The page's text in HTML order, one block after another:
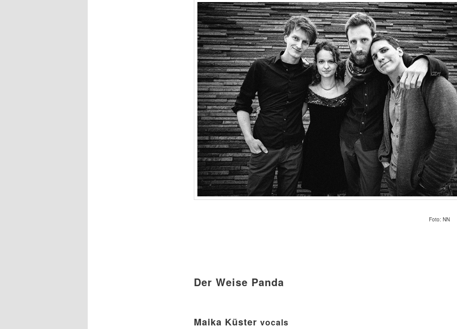
Foto: NN
Der Weise Panda
Maika Küster vocals